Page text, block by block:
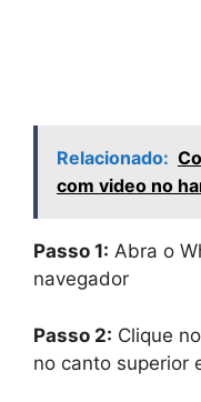
Relacionado:
com video no
Passo 1: Abra o
navegador
Passo 2: Clique
no canto superior